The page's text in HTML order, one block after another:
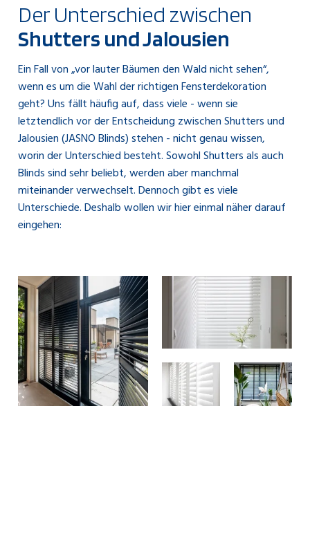
Der Unterschied zwischen
Shutters und Jalousien
Ein Fall von „vor lauter Bäumen den Wald nicht sehen“,
wenn es um die Wahl der richtigen Fensterdekoration
geht? Uns fällt häufig auf, dass viele - wenn sie
letztendlich vor der Entscheidung zwischen Shutters und
Jalousien (JASNO Blinds) stehen - nicht genau wissen,
worin der Unterschied besteht. Sowohl Shutters als auch
Blinds sind sehr beliebt, werden aber manchmal
miteinander verwechselt. Dennoch gibt es viele
Unterschiede. Deshalb wollen wir hier einmal näher darauf
eingehen: